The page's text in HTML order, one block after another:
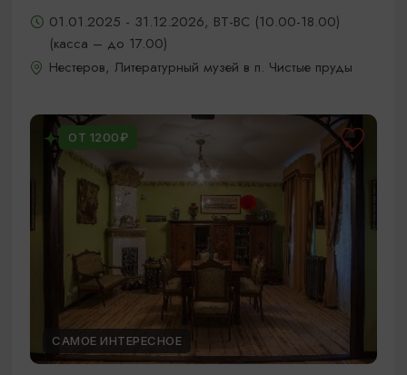
01.01.2025 - 31.12.2026, ВТ-ВС (10.00-18.00)
(касса – до 17.00)
Нестеров, Литературный музей в п. Чистые пруды
ОТ 1200₽
САМОЕ ИНТЕРЕСНОЕ